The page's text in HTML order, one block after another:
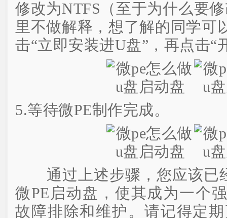
修改为NTFS（至于为什么要
里不做解释，想了解的同学可
击“立即安装进U盘”，再点击“
5.等待微PE制作完成。
通过上述步骤，您应该已
微PE启动盘，使其成为一个
故障排除和维护。请记得定